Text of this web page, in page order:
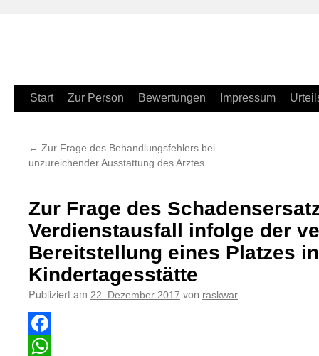
Zum
springen
Start Zur Person Bewertungen Impressum
← Zur Frage des Behandlungsfehlers bei
unzureichender Ausstattung des Arztes
Zur Frage des
Verdienstausfall infolge der
Bereitstellung eines Platzes
Kindertagesstätte
Publiziert am 22. Dezember 2017 von raskwar
Facebook